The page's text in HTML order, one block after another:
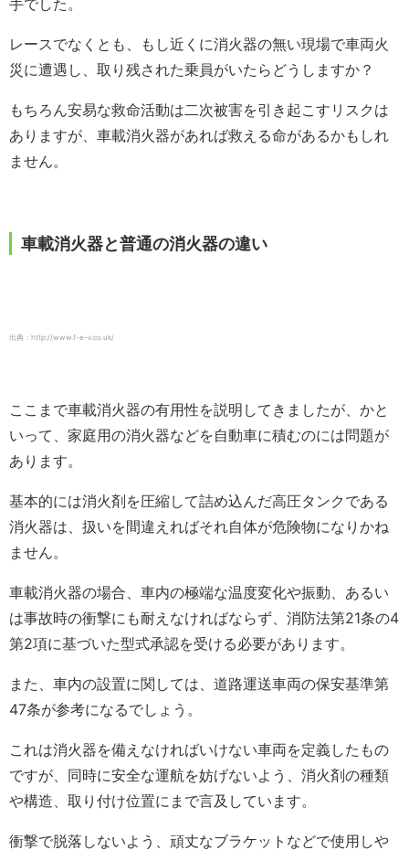
手でした。
レースでなくとも、もし近くに消火器の無い現場で車両火
災に遭遇し、取り残された乗員がいたらどうしますか？
もちろん安易な救命活動は二次被害を引き起こすリスクは
ありますが、車載消火器があれば救える命があるかもしれ
ません。
車載消火器と普通の消火器の違い
出典：http://www.f-e-v.co.uk/
ここまで車載消火器の有用性を説明してきましたが、かと
いって、家庭用の消火器などを自動車に積むのには問題が
あります。
基本的には消火剤を圧縮して詰め込んだ高圧タンクである
消火器は、扱いを間違えればそれ自体が危険物になりかね
ません。
車載消火器の場合、車内の極端な温度変化や振動、あるい
は事故時の衝撃にも耐えなければならず、消防法第21条の4
第2項に基づいた型式承認を受ける必要があります。
また、車内の設置に関しては、道路運送車両の保安基準第
47条が参考になるでしょう。
これは消火器を備えなければいけない車両を定義したもの
ですが、同時に安全な運航を妨げないよう、消火剤の種類
や構造、取り付け位置にまで言及しています。
衝撃で脱落しないよう、頑丈なブラケットなどで使用しや